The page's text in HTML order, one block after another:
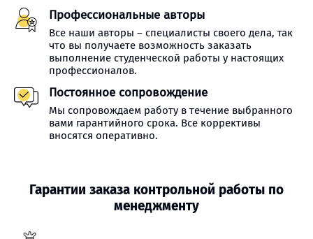
Профессиональные авторы
Все наши авторы – специалисты своего дела, так
что вы получаете возможность заказать
выполнение студенческой работы у настоящих
профессионалов.
Постоянное сопровождение
Мы сопровождаем работу в течение выбранного
вами гарантийного срока. Все коррективы
вносятся оперативно.
Гарантии заказа контрольной работы по
менеджменту